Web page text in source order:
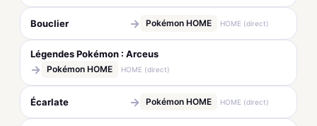
Bouclier → Pokémon HOME HOME (direct)
Légendes Pokémon : Arceus
→ Pokémon HOME HOME (direct)
Écarlate → Pokémon HOME HOME (direct)